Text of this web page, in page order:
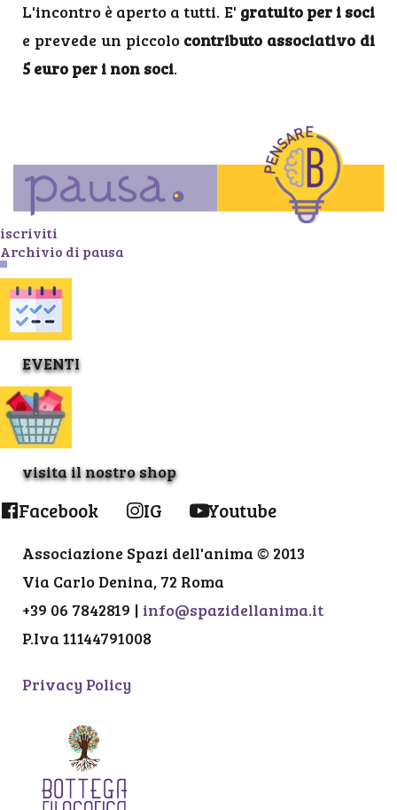
L'incontro è aperto a tutti. E' gratuito per i soci
e prevede un piccolo contributo associativo di
5 euro per i non soci.
iscriviti
Archivio di pausa
EVENTI
visita il nostro shop
Facebook IG Youtube
Associazione Spazi dell'anima © 2013
Via Carlo Denina, 72 Roma
+39 06 7842819 | info@spazidellanima.it
P.Iva 11144791008
Privacy Policy